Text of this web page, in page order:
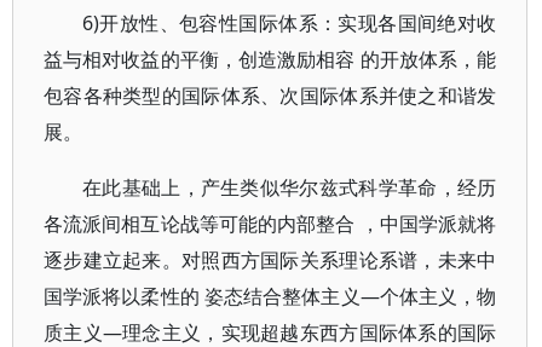
6)开放性、包容性国际体系：实现各国间绝对收
益与相对收益的平衡，创造激励相容 的开放体系，能
包容各种类型的国际体系、次国际体系并使之和谐发
展。
在此基础上，产生类似华尔兹式科学革命，经历
各流派间相互论战等可能的内部整合 ，中国学派就将
逐步建立起来。对照西方国际关系理论系谱，未来中
国学派将以柔性的 姿态结合整体主义—个体主义，物
质主义—理念主义，实现超越东西方国际体系的国际